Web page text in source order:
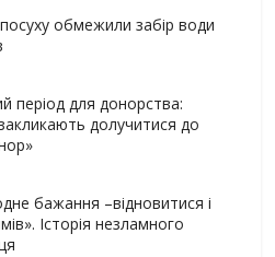
обмежили забір води
період для донорства:
долучитися до
бажання –відновитися і
Історія незламного